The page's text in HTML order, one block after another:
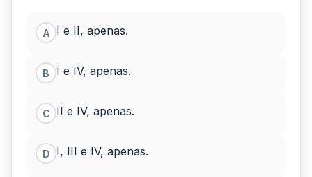
A I e II, apenas.
B I e IV, apenas.
C II e IV, apenas.
D I, III e IV, apenas.